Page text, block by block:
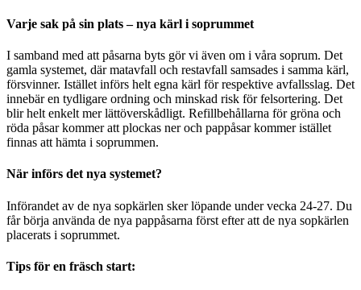
Varje sak på sin plats – nya kärl i soprummet
I samband med att påsarna byts gör vi även om i våra soprum. Det
gamla systemet, där matavfall och restavfall samsades i samma kärl,
försvinner. Istället införs helt egna kärl för respektive avfallsslag. Det
innebär en tydligare ordning och minskad risk för felsortering. Det
blir helt enkelt mer lättöverskådligt. Refillbehållarna för gröna och
röda påsar kommer att plockas ner och pappåsar kommer istället
finnas att hämta i soprummen.
När införs det nya systemet?
Införandet av de nya sopkärlen sker löpande under vecka 24-27. Du
får börja använda de nya pappåsarna först efter att de nya sopkärlen
placerats i soprummet.
Tips för en fräsch start: